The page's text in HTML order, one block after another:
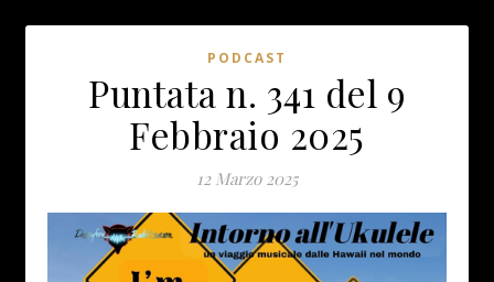
PODCAST
Puntata n. 341 del 9
Febbraio 2025
12 Marzo 2025